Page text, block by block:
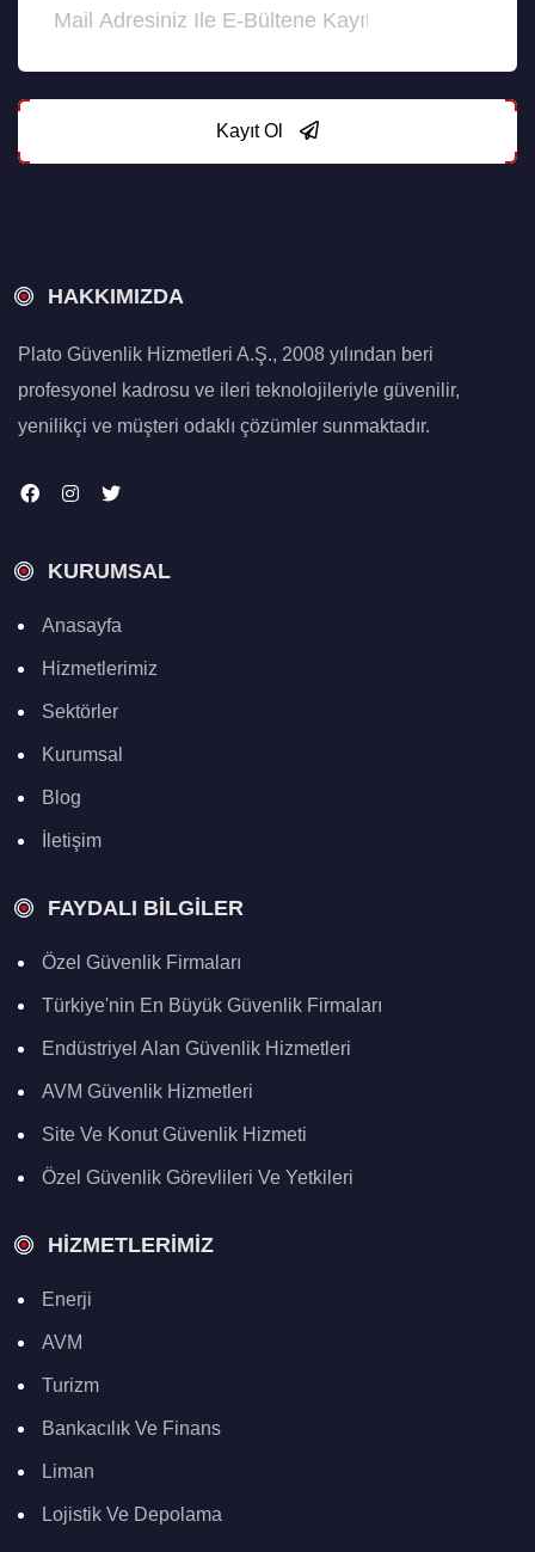
Kayıt Ol
HAKKIMIZDA
Plato Güvenlik Hizmetleri A.Ş., 2008 yılından beri
profesyonel kadrosu ve ileri teknolojileriyle güvenilir,
yenilikçi ve müşteri odaklı çözümler sunmaktadır.
KURUMSAL
Anasayfa
Hizmetlerimiz
Sektörler
Kurumsal
Blog
İletişim
FAYDALI BILGILER
Özel Güvenlik Firmaları
Türkiye'nin En Büyük Güvenlik Firmaları
Endüstriyel Alan Güvenlik Hizmetleri
AVM Güvenlik Hizmetleri
Site Ve Konut Güvenlik Hizmeti
Özel Güvenlik Görevlileri Ve Yetkileri
HIZMETLERIMIZ
Enerji
AVM
Turizm
Bankacılık Ve Finans
Liman
Lojistik Ve Depolama